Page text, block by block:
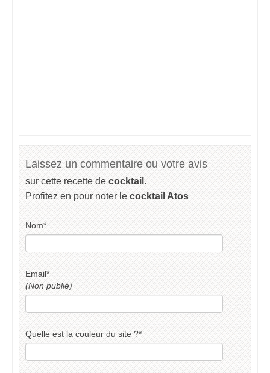
Laissez un commentaire ou votre avis
sur cette recette de cocktail .
Profitez en pour noter le cocktail Atos
Nom*
Email*
(Non publié)
Quelle est la couleur du site ?*